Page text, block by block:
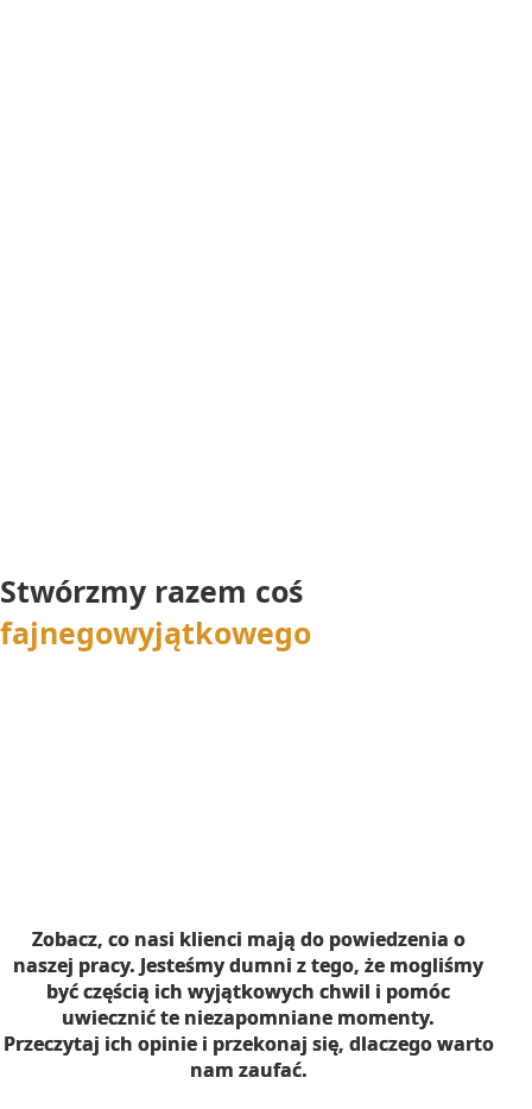
Stwórzmy razem coś
fajnegowyjątkowego
Zobacz, co nasi klienci mają do powiedzenia o
naszej pracy. Jesteśmy dumni z tego, że mogliśmy
być częścią ich wyjątkowych chwil i pomóc
uwiecznić te niezapomniane momenty.
Przeczytaj ich opinie i przekonaj się, dlaczego warto
nam zaufać.